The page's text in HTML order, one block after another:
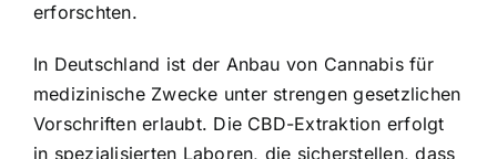
erforschten.
In Deutschland ist der Anbau von Cannabis für
medizinische Zwecke unter strengen gesetzlichen
Vorschriften erlaubt. Die CBD-Extraktion erfolgt
in spezialisierten Laboren, die sicherstellen, dass